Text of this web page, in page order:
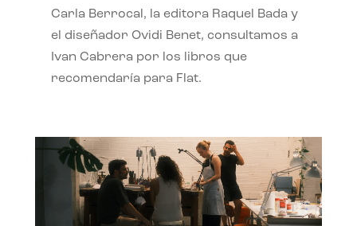
Carla Berrocal, la editora Raquel Bada y
el diseñador Ovidi Benet, consultamos a
Ivan Cabrera por los libros que
recomendaría para Flat.